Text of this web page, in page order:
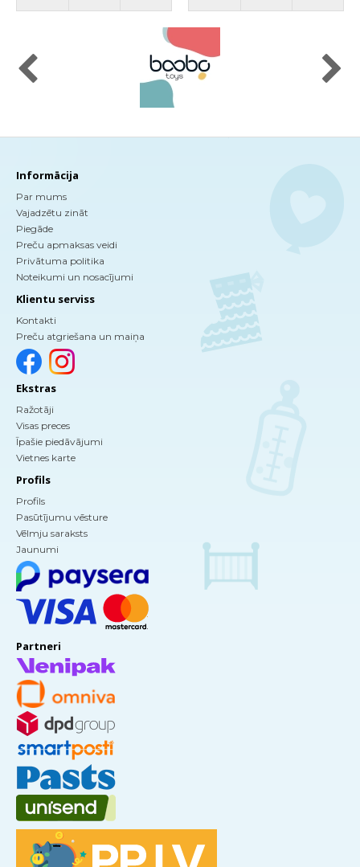
Informācija
Par mums
Vajadzētu zināt
Piegāde
Preču apmaksas veidi
Privātuma politika
Noteikumi un nosacījumi
Klientu serviss
Kontakti
Preču atgriešana un maiņa
Ekstras
Ražotāji
Visas preces
Īpašie piedāvājumi
Vietnes karte
Profils
Profils
Pasūtījumu vēsture
Vēlmju saraksts
Jaunumi
Partneri